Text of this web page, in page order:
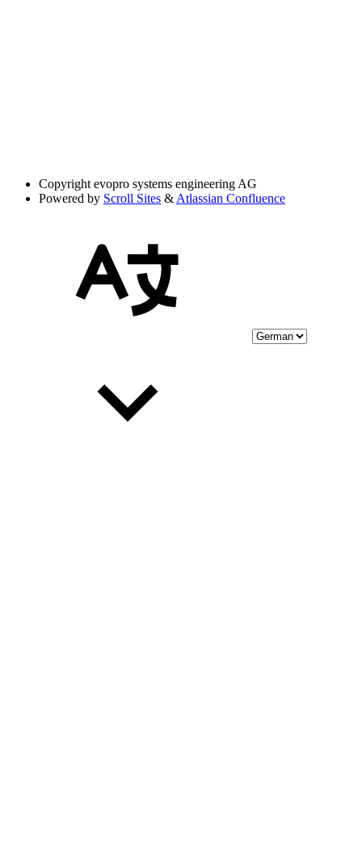
Copyright evopro systems engineering AG
Powered by Scroll Sites &Atlassian Confluence